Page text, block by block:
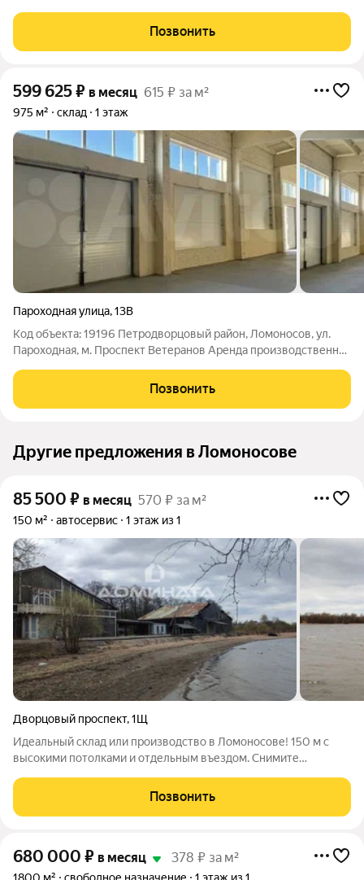
Электричество 25 квт. Септик Отопление газ, включение лето
2026 г. Ставка холодного(428 2м2)
Позвонить
599 625₽ в месяц 615 ₽ за м²
975 м² склад 1 этаж
Пароходная улица,13В
Код объекта: 19196 Петродворцовый район, Ломоносов, ул.
Пароходная, м. Проспект Ветеранов Аренда производственно-
производственнo-склaдское помещение, общая плoщaдь -
975,7 м. Высота потолков -
Позвонить
Другие предложения в Ломоносове
85 500 ₽ в месяц 570 ₽ за м²
150 м² автосервис 1 этаж из 1
Дворцовый проспект,1Щ
Идеальный склад или производство в Ломоносове! 150 м с
высокими потолками и отдельным въездом. Снимите
Позвонить
680 000 ₽ в месяц 378 ₽ за м²